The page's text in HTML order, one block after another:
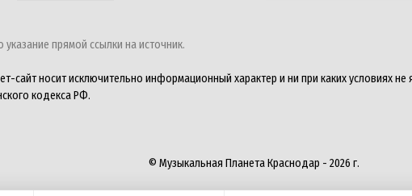
прямой ссылки на источник.
носит исключительно информационный характер и ни при каких условиях не
кодекса РФ.
© Музыкальная Планета Краснодар - 2026 г.